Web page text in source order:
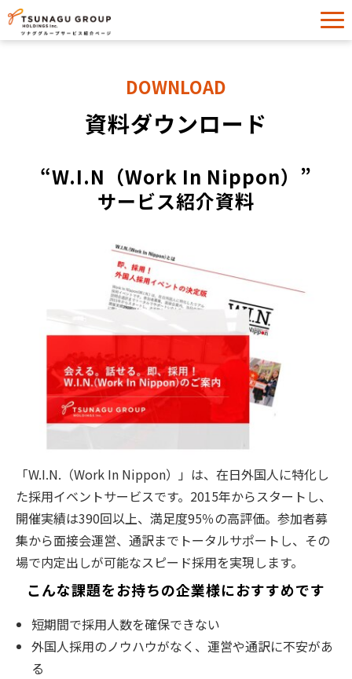
導入事例
イベント・セミナー
お問い合わせ
DOWNLOAD
資料ダウンロード
“W.I.N（Work In Nippon）”
サービス紹介資料
「W.I.N.（Work In Nippon）」は、在日外国人に特化し
た採用イベントサービスです。2015年からスタートし、
開催実績は390回以上、満足度95％の高評価。参加者募
集から面接会運営、通訳までトータルサポートし、その
場で内定出しが可能なスピード採用を実現します。
こんな課題をお持ちの企業様におすすめです
短期間で採用人数を確保できない
外国人採用のノウハウがなく、運営や通訳に不安があ
る